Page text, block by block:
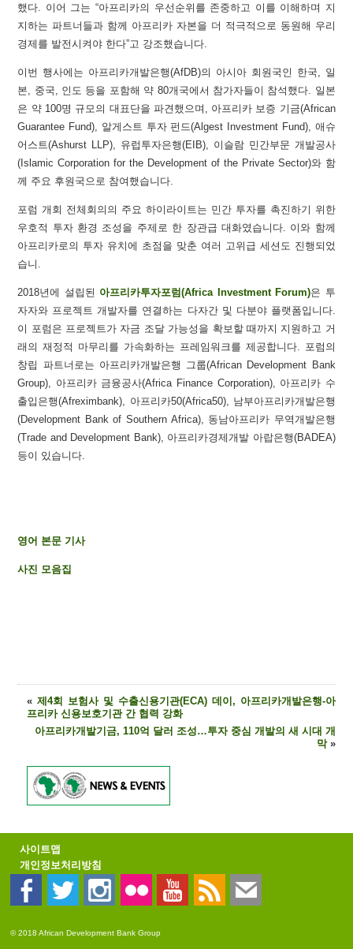
했다. 이어 그는 “아프리카의 우선순위를 존중하고 이를 이해하며 지
지하는 파트너들과 함께 아프리카 자본을 더 적극적으로 동원해 우리
경제를 발전시켜야 한다”고 강조했습니다.
이번 행사에는 아프리카개발은행(AfDB)의 아시아 회원국인 한국, 일
본, 중국, 인도 등을 포함해 약 80개국에서 참가자들이 참석했다. 일본
은 약 100명 규모의 대표단을 파견했으며, 아프리카 보증 기금(African
Guarantee Fund), 알게스트 투자 펀드(Algest Investment Fund), 애슈
어스트(Ashurst LLP), 유럽투자은행(EIB), 이슬람 민간부문 개발공사
(Islamic Corporation for the Development of the Private Sector)와 함
께 주요 후원국으로 참여했습니다.
포럼 개회 전체회의의 주요 하이라이트는 민간 투자를 촉진하기 위한
우호적 투자 환경 조성을 주제로 한 장관급 대화였습니다. 이와 함께
아프리카로의 투자 유치에 초점을 맞춘 여러 고위급 세션도 진행되었
습니.
2018년에 설립된 아프리카투자포럼(Africa Investment Forum)은 투
자자와 프로젝트 개발자를 연결하는 다자간 및 다분야 플랫폼입니다.
이 포럼은 프로젝트가 자금 조달 가능성을 확보할 때까지 지원하고 거
래의 재정적 마무리를 가속화하는 프레임워크를 제공합니다. 포럼의
창립 파트너로는 아프리카개발은행 그룹(African Development Bank
Group), 아프리카 금융공사(Africa Finance Corporation), 아프리카 수
출입은행(Afreximbank), 아프리카50(Africa50), 남부아프리카개발은행
(Development Bank of Southern Africa), 동남아프리카 무역개발은행
(Trade and Development Bank), 아프리카경제개발 아랍은행(BADEA)
등이 있습니다.
영어 본문 기사
사진 모음집
«제4회 보험사 및 수출신용기관(ECA) 데이, 아프리카개발은행-아
프리카 신용보호기관 간 협력 강화
아프리카개발기금, 110억 달러 조성…투자 중심 개발의 새 시대 개
막»
사이트맵
개인정보처리방침
© 2018 African Development Bank Group